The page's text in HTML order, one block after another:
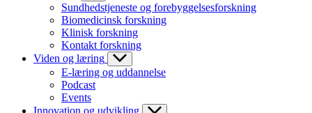
Sundhedstjeneste og forebyggelsesforskning
Biomedicinsk forskning
Klinisk forskning
Kontakt forskning
Viden og læring
E-læring og uddannelse
Podcast
Events
Innovation og udvikling